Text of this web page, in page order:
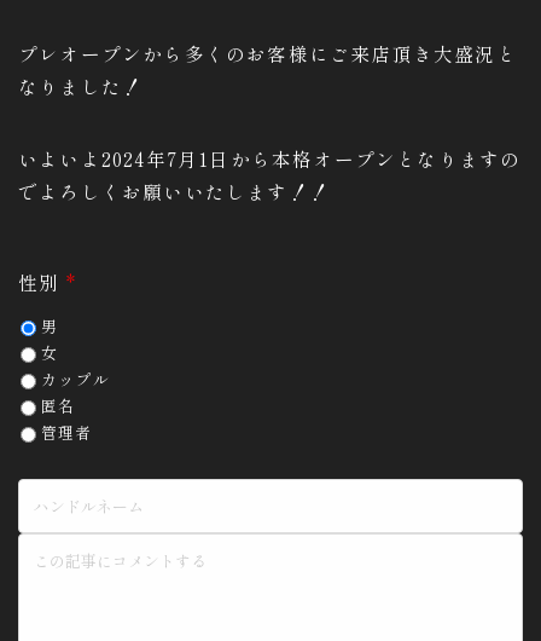
プレオープンから多くのお客様にご来店頂き大盛況と
なりました！
いよいよ2024年7月1日から本格オープンとなりますの
でよろしくお願いいたします！！
性別 *
男
女
カップル
匿名
管理者